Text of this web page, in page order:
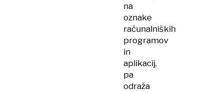
na
oznake
računalniških
programov
in
aplikacij,
pa
odraža